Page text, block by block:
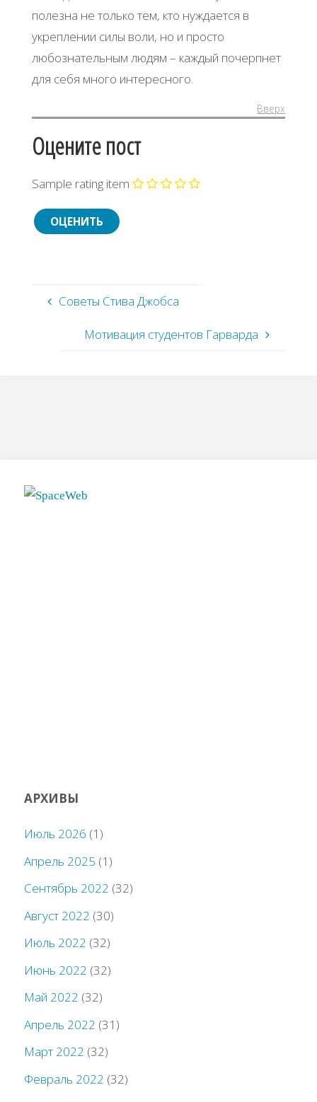
полезна не только тем, кто нуждается в
укреплении силы воли, но и просто
любознательным людям – каждый почерпнет
для себя много интересного.
Вверх
Оцените пост
Sample rating item
Советы Стива Джобса
Мотивация студентов Гарварда
АРХИВЫ
Июль 2026 (1)
Апрель 2025 (1)
Сентябрь 2022 (32)
Август 2022 (30)
Июль 2022 (32)
Июнь 2022 (32)
Май 2022 (32)
Апрель 2022 (31)
Март 2022 (32)
Февраль 2022 (32)